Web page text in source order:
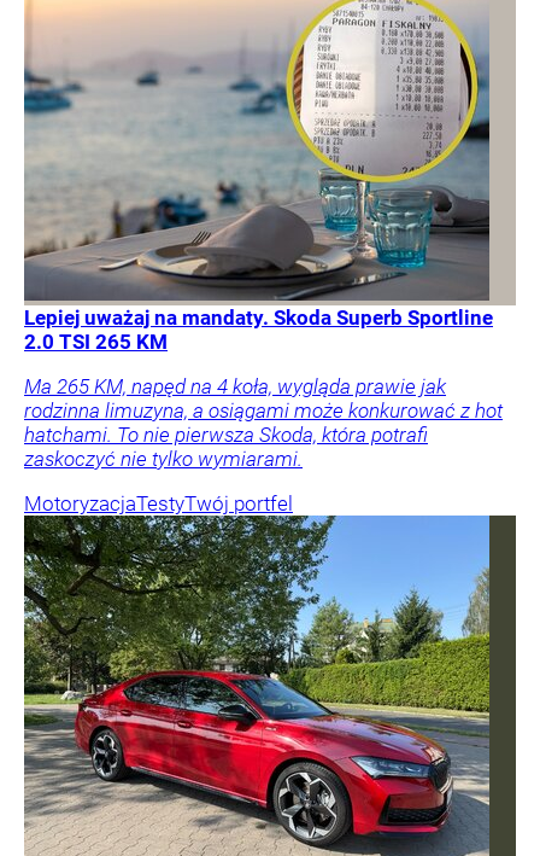
Lepiej uważaj na mandaty. Skoda Superb Sportline
2.0 TSI 265 KM
Ma 265 KM, napęd na 4 koła, wygląda prawie jak
rodzinna limuzyna, a osiągami może konkurować z hot
hatchami. To nie pierwsza Skoda, która potrafi
zaskoczyć nie tylko wymiarami.
MotoryzacjaTestyTwój portfel